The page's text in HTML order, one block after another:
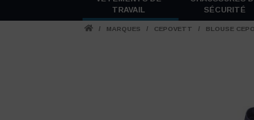
TRAVAIL
SÉCURITÉ
/ MARQUES / CEPOVETT / BLOUSE